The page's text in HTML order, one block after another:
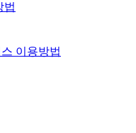
법
이용방법